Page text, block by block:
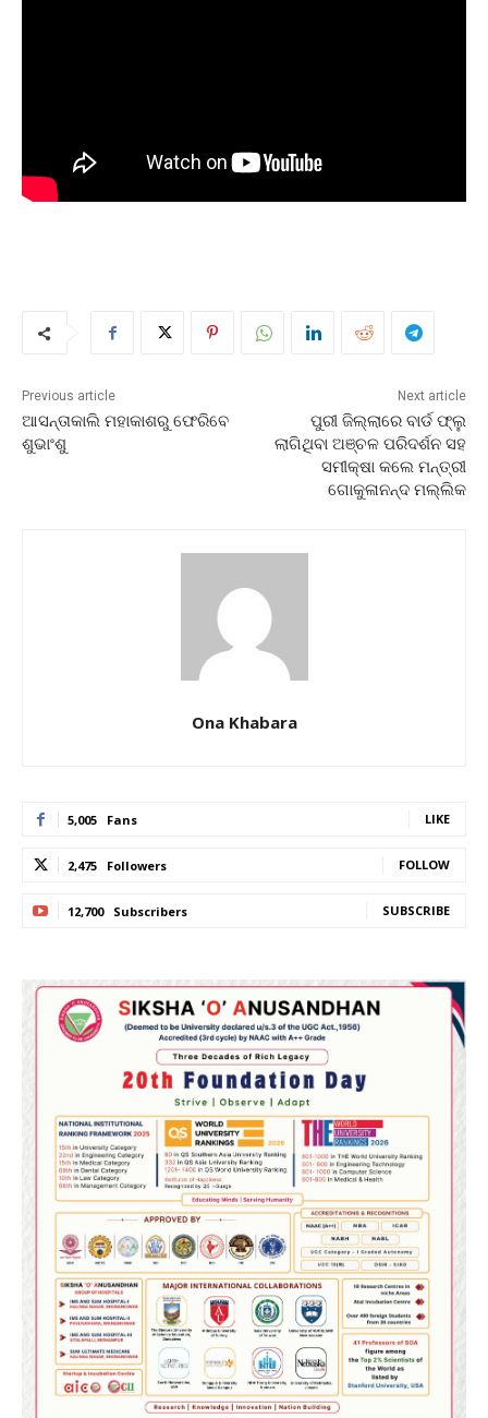
Previous article
ଆସନ୍ତାକାଲି ମହାକାଶରୁ ଫେରିବେ
ଶୁଭାଂଶୁ
Next article
ପୁରୀ ଜିଲ୍ଲାରେ ବାର୍ଡ ଫ୍ଲୁ
ଲାଗିଥିବା ଅଞ୍ଚଳ ପରିଦର୍ଶନ ସହ
ସମୀକ୍ଷା କଲେ ମନ୍ତ୍ରୀ
ଗୋକୁଳାନନ୍ଦ ମଲ୍ଲିକ
Ona Khabara
5,005 Fans LIKE
2,475 Followers FOLLOW
12,700 Subscribers SUBSCRIBE